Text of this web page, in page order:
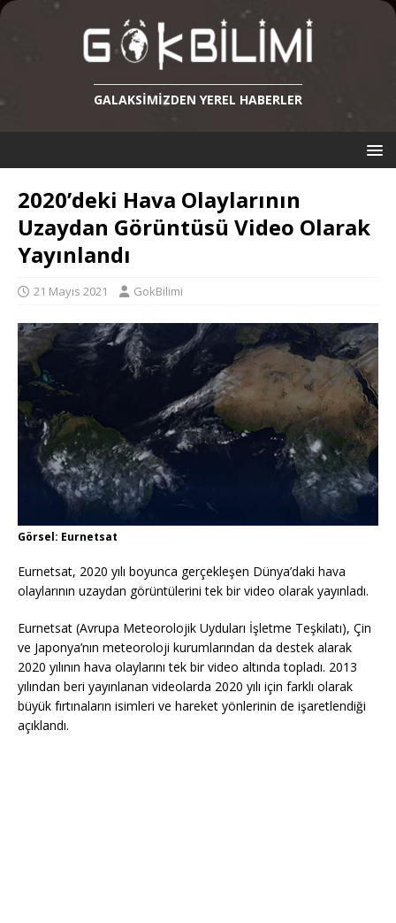
GALAKSIMIZDEN YEREL HABERLER
2020’deki Hava Olaylarının
Uzaydan Görüntüsü Video Olarak
Yayınlandı
21 Mayıs 2021 GokBilimi
Görsel: Eurnetsat
Eurnetsat, 2020 yılı boyunca gerçekleşen Dünya’daki hava
olaylarının uzaydan görüntülerini tek bir video olarak yayınladı.
Eurnetsat (Avrupa Meteorolojik Uyduları İşletme Teşkilatı), Çin
ve Japonya’nın meteoroloji kurumlarından da destek alarak
2020 yılının hava olaylarını tek bir video altında topladı. 2013
yılından beri yayınlanan videolarda 2020 yılı için farklı olarak
büyük fırtınaların isimleri ve hareket yönlerinin de işaretlendiği
açıklandı.